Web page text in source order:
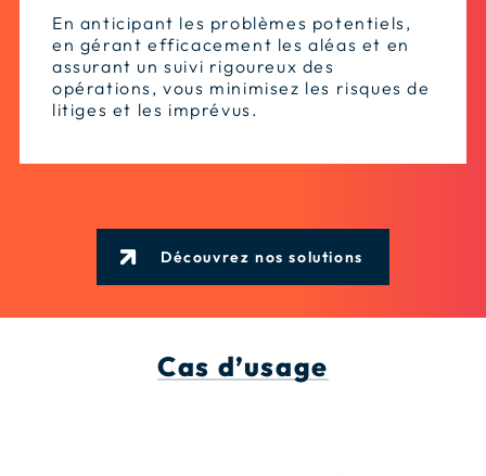
En anticipant les problèmes potentiels,
en gérant efficacement les aléas et en
assurant un suivi rigoureux des
opérations, vous minimisez les risques de
litiges et les imprévus.
Découvrez nos solutions
Cas d’usage